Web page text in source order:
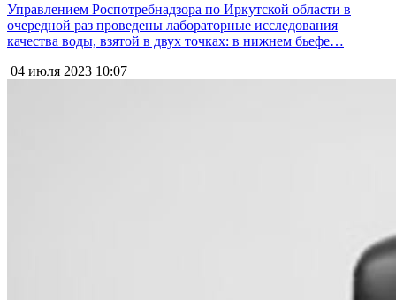
Управлением Роспотребнадзора по Иркутской области в
очередной раз проведены лабораторные исследования
качества воды, взятой в двух точках: в нижнем бьефе…
04 июля 2023 10:07